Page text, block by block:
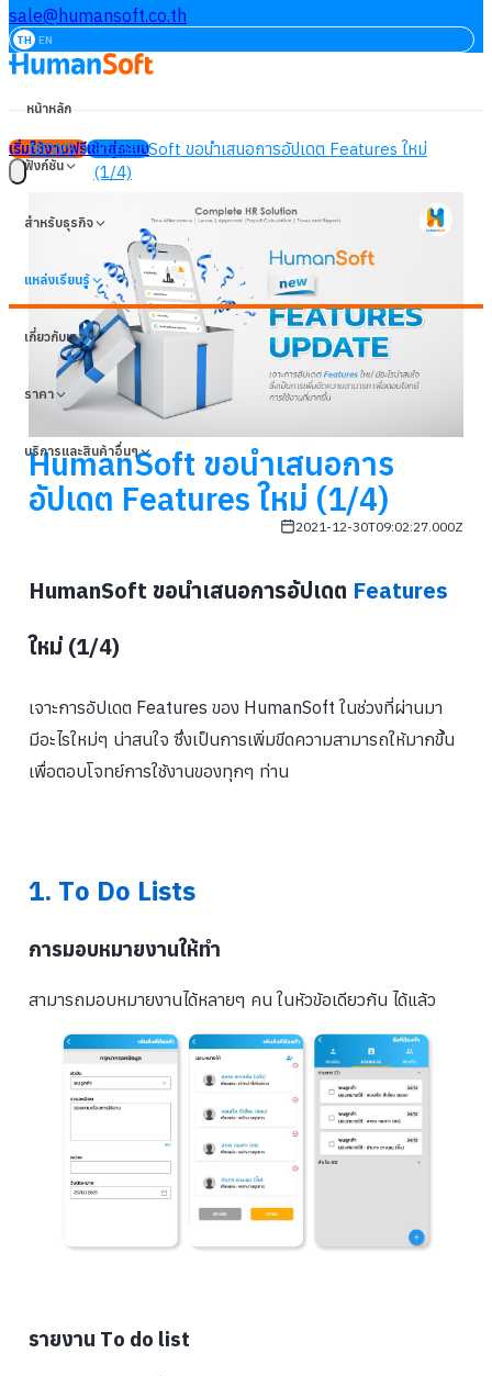
sale@humansoft.co.th
TH EN
หน้าหลัก
ฟังก์ชัน
สำหรับธุรกิจ
แหล่งเรียนรู้
เกี่ยวกับเรา
ราคา
บริการและสินค้าอื่นๆ
เริ่มใช้งานฟรีเข้าสู่ระบบ
NEWS
HumanSoft ขอนำเสนอการอัปเดต Features ใหม่
(1/4)
HumanSoft ขอนำเสนอการ
อัปเดต Features ใหม่ (1/4)
2021-12-30T09:02:27.000Z
HumanSoft ขอนำเสนอการอัปเดต Features
ใหม่ (1/4)
เจาะการอัปเดต Features ของ HumanSoft ในช่วงที่ผ่านมา
มีอะไรใหม่ๆ น่าสนใจ ซึ่งเป็นการเพิ่มขีดความสามารถให้มากขึ้น
เพื่อตอบโจทย์การใช้งานของทุกๆ ท่าน
1. To Do Lists
การมอบหมายงานให้ทำ
สามารถมอบหมายงานได้หลายๆ คน ในหัวข้อเดียวกัน ได้แล้ว
รายงาน To do list